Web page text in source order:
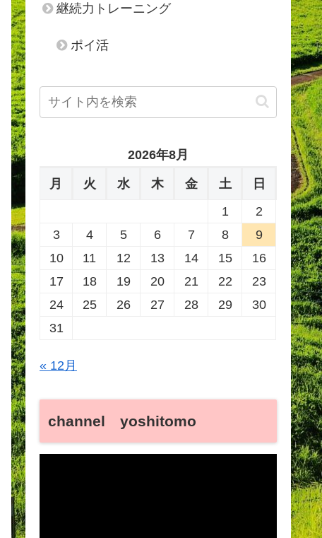
継続力トレーニング
ポイ活
2026年8月
月 火 水 木 金 土
日
1
2
3
4 5 6 7 8
9
10
11 12 13 14 15
16
17
18 19 20 21 22
23
24
25 26 27 28 29
30
31
« 12月
channel yoshitomo